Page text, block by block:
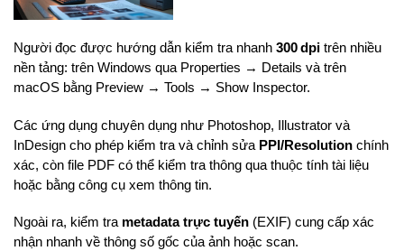
Người đọc được hướng dẫn kiểm tra nhanh 300 dpi trên nhiều
nền tảng: trên Windows qua Properties → Details và trên
macOS bằng Preview → Tools → Show Inspector.
Các ứng dụng chuyên dụng như Photoshop, Illustrator và
InDesign cho phép kiểm tra và chỉnh sửa PPI/Resolution chính
xác, còn file PDF có thể kiểm tra thông qua thuộc tính tài liệu
hoặc bằng công cụ xem thông tin.
Ngoài ra, kiểm tra metadata trực tuyến (EXIF) cung cấp xác
nhận nhanh về thông số gốc của ảnh hoặc scan.